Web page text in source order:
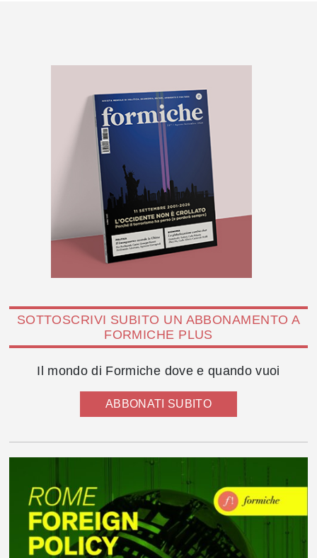
SOTTOSCRIVI SUBITO UN ABBONAMENTO A
FORMICHE PLUS
Il mondo di Formiche dove e quando vuoi
ABBONATI SUBITO